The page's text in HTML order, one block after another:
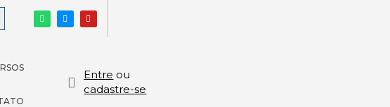
Entre ou
cadastre-se